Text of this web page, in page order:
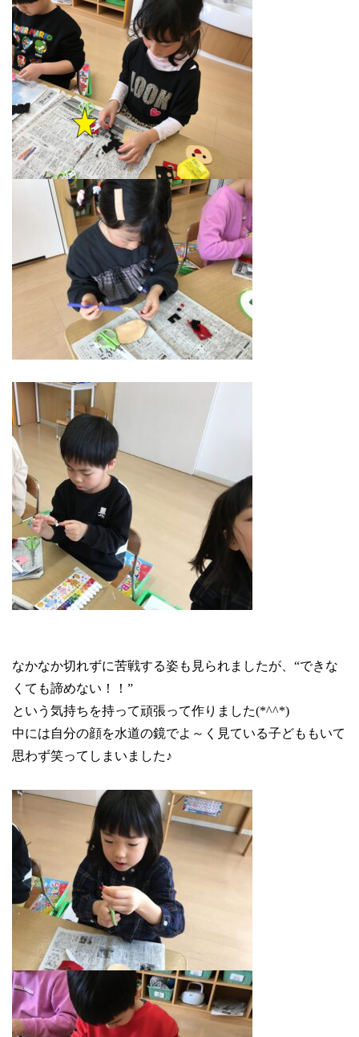
なかなか切れずに苦戦する姿も見られましたが、“できな
くても諦めない！！”
という気持ちを持って頑張って作りました(*^^*)
中には自分の顔を水道の鏡でよ～く見ている子どももいて
思わず笑ってしまいました♪